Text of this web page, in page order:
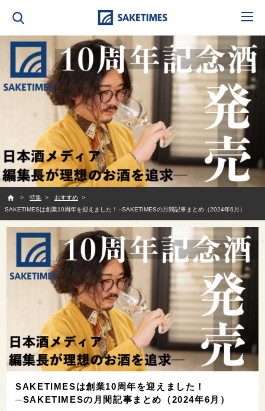
特集
おすすめ
SAKETIMESは創業10周年を迎えました！─SAKETIMESの月間記事まとめ（2024年6月）
SAKETIMESは創業10周年を迎えました！
─SAKETIMESの月間記事まとめ（2024年6月）